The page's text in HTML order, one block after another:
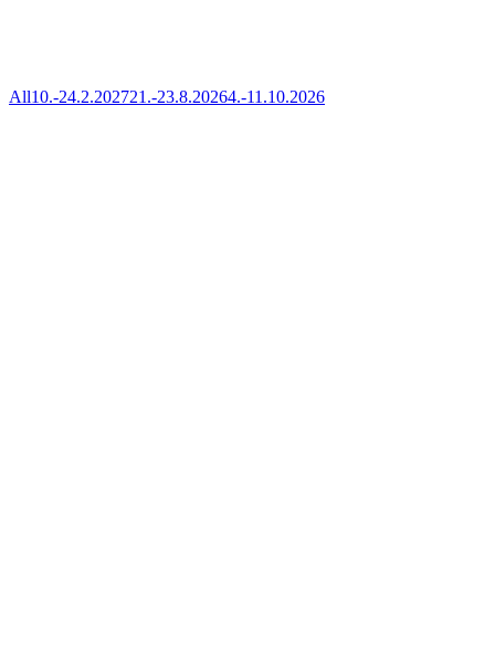
All10.-24.2.202721.-23.8.20264.-11.10.2026